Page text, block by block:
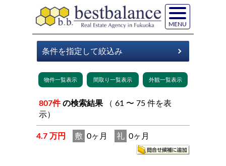
MENU
807件 の検索結果
示）
4.7 万円 敷 0ヶ月 礼 0ヶ月